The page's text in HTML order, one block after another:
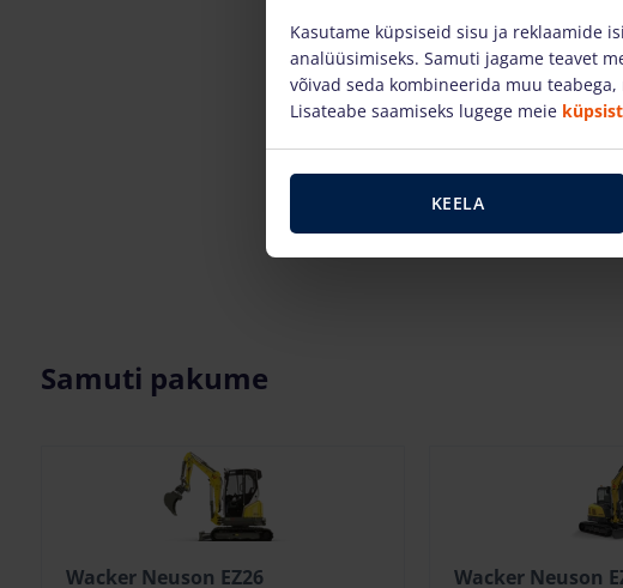
Samuti pakume
Wacker Neuson EZ26 Wacker Neuson
Kasutame küpsiseid sisu ja reklaamide
analüüsimiseks. Samuti jagame teavet
võivad seda kombineerida muu
Lisateabe saamiseks lugege meie
KEELA